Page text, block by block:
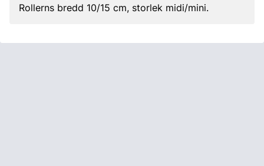
Rollerns bredd 10/15 cm, storlek midi/mini.